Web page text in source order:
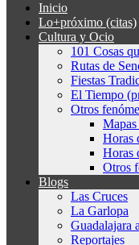
Inicio
Lo+próximo (citas)
Cultura y Ocio
101 Cosas
Rutas de
Fiestas
El Tiempo
Otros
Mapas
Horas
Horas
Otros
Blogs
Las Cruces
La Garlopa
Guadalajara
Reportajes